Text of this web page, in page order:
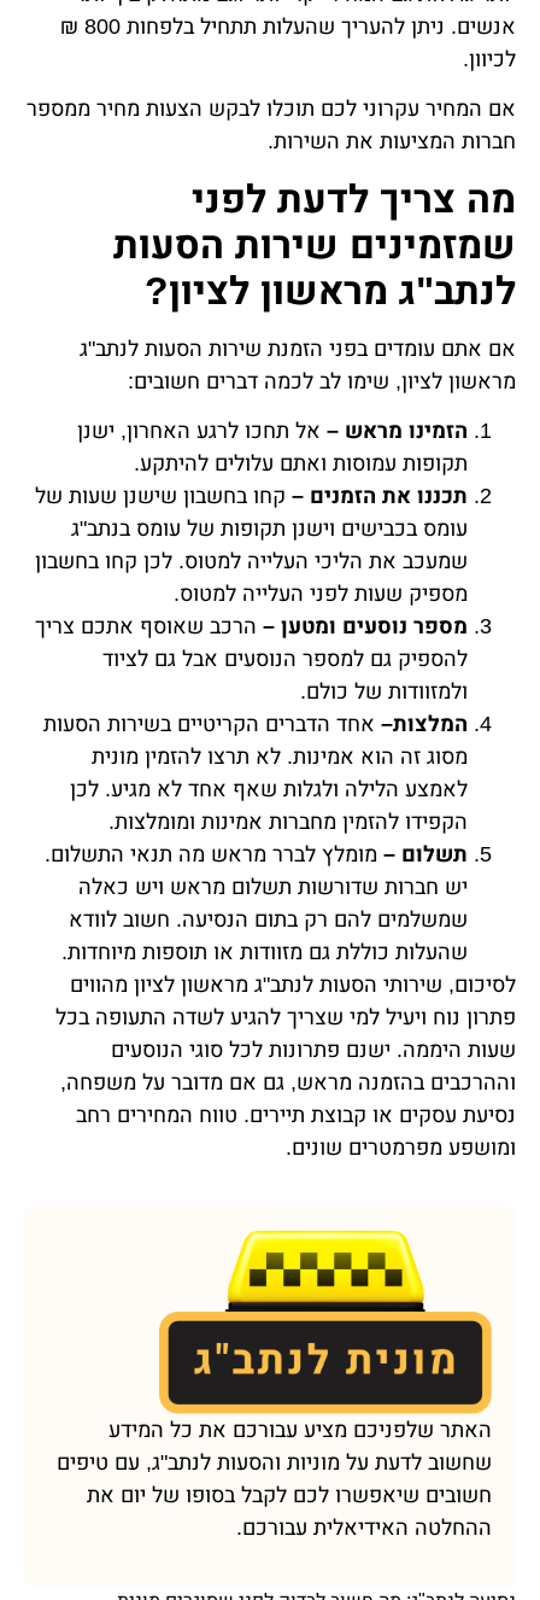
אנשים. ניתן להעריך שהעלות תתחיל בלפחות 800 ₪
לכיוון.
אם המחיר עקרוני לכם תוכלו לבקש הצעות מחיר ממספר
חברות המציעות את השירות.
מה צריך לדעת לפני
שמזמינים שירות הסעות
לנתב"ג מראשון לציון?
אם אתם עומדים בפני הזמנת שירות הסעות לנתב"ג
מראשון לציון, שימו לב לכמה דברים חשובים:
הזמינו מראש – אל תחכו לרגע האחרון, ישנן
תקופות עמוסות ואתם עלולים להיתקע.
תכננו את הזמנים – קחו בחשבון שישנן שעות של
עומס בכבישים וישנן תקופות של עומס בנתב"ג
שמעכב את הליכי העלייה למטוס. לכן קחו בחשבון
מספיק שעות לפני העלייה למטוס.
מספר נוסעים ומטען – הרכב שאוסף אתכם צריך
להספיק גם למספר הנוסעים אבל גם לציוד
ולמזוודות של כולם.
המלצות– אחד הדברים הקריטיים בשירות הסעות
מסוג זה הוא אמינות. לא תרצו להזמין מונית
לאמצע הלילה ולגלות שאף אחד לא מגיע. לכן
הקפידו להזמין מחברות אמינות ומומלצות.
תשלום – מומלץ לברר מראש מה תנאי התשלום.
יש חברות שדורשות תשלום מראש ויש כאלה
שמשלמים להם רק בתום הנסיעה. חשוב לוודא
שהעלות כוללת גם מזוודות או תוספות מיוחדות.
לסיכום, שירותי הסעות לנתב"ג מראשון לציון מהווים
פתרון נוח ויעיל למי שצריך להגיע לשדה התעופה בכל
שעות היממה. ישנם פתרונות לכל סוגי הנוסעים
וההרכבים בהזמנה מראש, גם אם מדובר על משפחה,
נסיעת עסקים או קבוצת תיירים. טווח המחירים רחב
ומושפע מפרמטרים שונים.
האתר שלפניכם מציע עבורכם את כל המידע
שחשוב לדעת על מוניות והסעות לנתב"ג, עם טיפים
חשובים שיאפשרו לכם לקבל בסופו של יום את
ההחלטה האידיאלית עבורכם.